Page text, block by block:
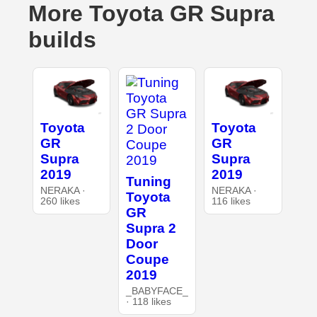
More Toyota GR Supra
builds
Toyota
GR
Supra
2019
NERAKA ·
260 likes
Tuning
Toyota
GR
Supra 2
Door
Coupe
2019
_BABYFACE_
· 118 likes
Toyota
GR
Supra
2019
NERAKA ·
116 likes